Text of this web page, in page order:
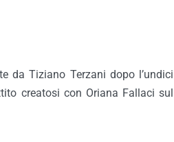
da Tiziano Terzani dopo l’undici
creatosi con Oriana Fallaci sul